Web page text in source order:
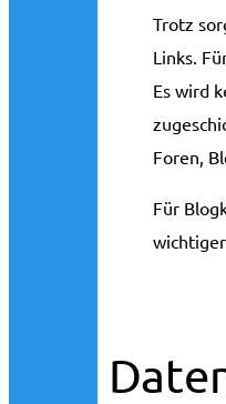
Trotz
Links.
Es wird
Foren,
Für